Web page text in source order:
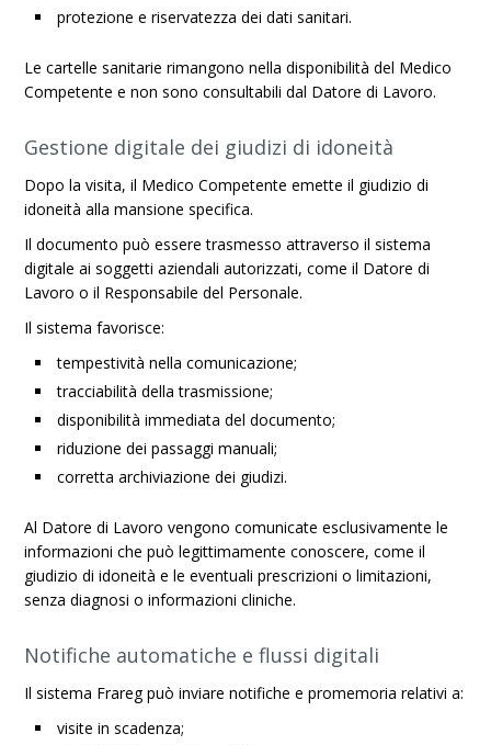
protezione e riservatezza dei dati sanitari.
Le cartelle sanitarie rimangono nella disponibilità del Medico
Competente e non sono consultabili dal Datore di Lavoro.
Gestione digitale dei giudizi di idoneità
Dopo la visita, il Medico Competente emette il giudizio di
idoneità alla mansione specifica.
Il documento può essere trasmesso attraverso il sistema
digitale ai soggetti aziendali autorizzati, come il Datore di
Lavoro o il Responsabile del Personale.
Il sistema favorisce:
tempestività nella comunicazione;
tracciabilità della trasmissione;
disponibilità immediata del documento;
riduzione dei passaggi manuali;
corretta archiviazione dei giudizi.
Al Datore di Lavoro vengono comunicate esclusivamente le
informazioni che può legittimamente conoscere, come il
giudizio di idoneità e le eventuali prescrizioni o limitazioni,
senza diagnosi o informazioni cliniche.
Notifiche automatiche e flussi digitali
Il sistema Frareg può inviare notifiche e promemoria relativi a:
visite in scadenza;